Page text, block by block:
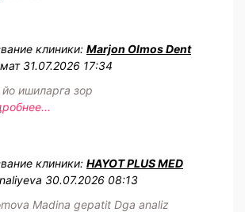
клиники: Marjon Olmos Dent
31.07.2026 17:34
йо ишиларга зор
клиники: HAYOT PLUS MED
30.07.2026 08:13
Madina gepatit Dga analiz